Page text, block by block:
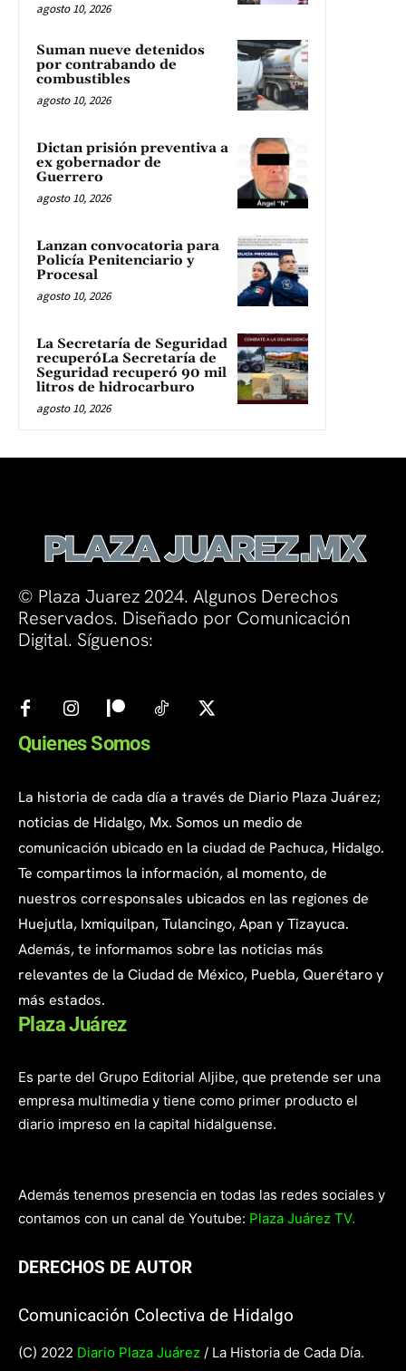
agosto 10, 2026
Suman nueve detenidos
por contrabando de
combustibles
agosto 10, 2026
Dictan prisión preventiva a
ex gobernador de
Guerrero
agosto 10, 2026
Lanzan convocatoria para
Policía Penitenciario y
Procesal
agosto 10, 2026
La Secretaría de Seguridad
recuperóLa Secretaría de
Seguridad recuperó 90 mil
litros de hidrocarburo
agosto 10, 2026
© Plaza Juarez 2024. Algunos Derechos
Reservados. Diseñado por Comunicación
Digital. Síguenos:
Quienes Somos
La historia de cada día a través de Diario Plaza Juárez;
noticias de Hidalgo, Mx. Somos un medio de
comunicación ubicado en la ciudad de Pachuca, Hidalgo.
Te compartimos la información, al momento, de
nuestros corresponsales ubicados en las regiones de
Huejutla, Ixmiquilpan, Tulancingo, Apan y Tizayuca.
Además, te informamos sobre las noticias más
relevantes de la Ciudad de México, Puebla, Querétaro y
más estados.
Plaza Juárez
Es parte del Grupo Editorial Aljibe, que pretende ser una
empresa multimedia y tiene como primer producto el
diario impreso en la capital hidalguense.
Además tenemos presencia en todas las redes sociales y
contamos con un canal de Youtube: Plaza Juárez TV.
DERECHOS DE AUTOR
Comunicación Colectiva de Hidalgo
(C) 2022 Diario Plaza Juárez / La Historia de Cada Día.